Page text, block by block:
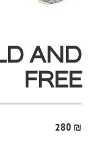
AND
FREE
280 ₪